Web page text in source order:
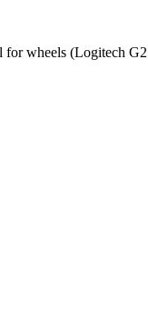
wheels (Logitech